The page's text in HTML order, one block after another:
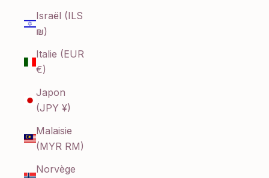
Israël (ILS
₪)
Italie (EUR
€)
Japon
(JPY ¥)
Malaisie
(MYR RM)
Norvège